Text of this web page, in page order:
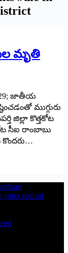
మృతి
29; జాతీయ
ముగ్గురు
జిల్లా కొత్తకోట
సీఐ రాంబాబు
కొందరు…
yatra special